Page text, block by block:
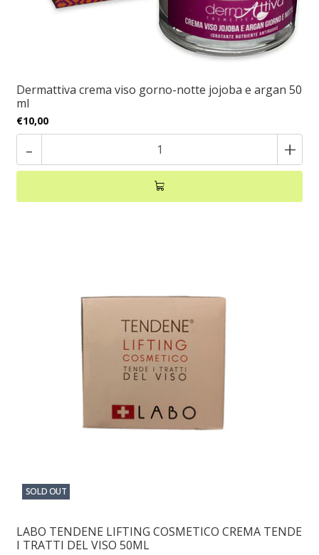
Dermattiva crema viso gorno-notte jojoba e argan 50
ml
€10,00
- +
SOLD OUT
LABO TENDENE LIFTING COSMETICO CREMA TENDE
I TRATTI DEL VISO 50ML